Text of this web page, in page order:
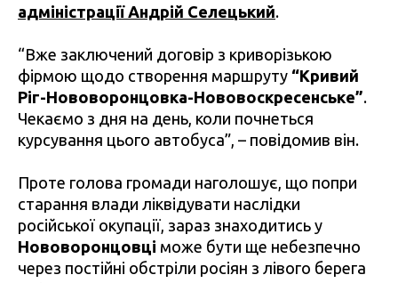
адміністрації Андрій Селецький.
“Вже заключений договір з криворізькою
фірмою щодо створення маршруту “Кривий
Ріг-Нововоронцовка-Нововоскресенське”.
Чекаємо з дня на день, коли почнеться
курсування цього автобуса”, – повідомив він.
Проте голова громади наголошує, що попри
старання влади ліквідувати наслідки
російської окупації, зараз знаходитись у
Нововоронцовці може бути ще небезпечно
через постійні обстріли росіян з лівого берега